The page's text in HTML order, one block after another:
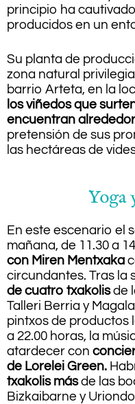
principio ha
producidos en un
Su planta de
zona natural
barrio Arteta, en la
los viñedos que
encuentran
pretensión de sus
las hectáreas de
Yoga
En este escenario el
mañana, de 11.30 a
con Miren Mentxaka
circundantes. Tras la
de cuatro txakolisde
Talleri Berria y
pintxos de productos
a 22.00 horas, la
atardecer con
de Lorelei Green.
txakolis másde las
Bizkaibarne y